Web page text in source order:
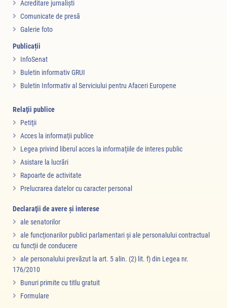
Acreditare jurnalişti
Comunicate de presă
Galerie foto
Publicații
InfoSenat
Buletin informativ GRUI
Buletin Informativ al Serviciului pentru Afaceri Europene
Relaţii publice
Petiţii
Acces la informaţii publice
Legea privind liberul acces la informaţiile de interes public
Asistare la lucrări
Rapoarte de activitate
Prelucrarea datelor cu caracter personal
Declaraţii de avere şi interese
ale senatorilor
ale funcţionarilor publici parlamentari şi ale personalului contractual
cu funcţii de conducere
ale personalului prevăzut la art. 5 alin. (2) lit. f) din Legea nr.
176/2010
Bunuri primite cu titlu gratuit
Formulare